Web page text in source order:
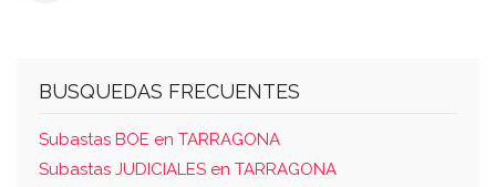
BUSQUEDAS FRECUENTES
Subastas BOE en TARRAGONA
Subastas JUDICIALES en TARRAGONA